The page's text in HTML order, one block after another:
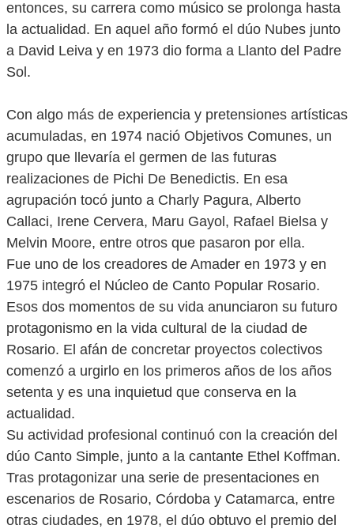
entonces, su carrera como músico se prolonga hasta
la actualidad. En aquel año formó el dúo Nubes junto
a David Leiva y en 1973 dio forma a Llanto del Padre
Sol.
Con algo más de experiencia y pretensiones artísticas
acumuladas, en 1974 nació Objetivos Comunes, un
grupo que llevaría el germen de las futuras
realizaciones de Pichi De Benedictis. En esa
agrupación tocó junto a Charly Pagura, Alberto
Callaci, Irene Cervera, Maru Gayol, Rafael Bielsa y
Melvin Moore, entre otros que pasaron por ella.
Fue uno de los creadores de Amader en 1973 y en
1975 integró el Núcleo de Canto Popular Rosario.
Esos dos momentos de su vida anunciaron su futuro
protagonismo en la vida cultural de la ciudad de
Rosario. El afán de concretar proyectos colectivos
comenzó a urgirlo en los primeros años de los años
setenta y es una inquietud que conserva en la
actualidad.
Su actividad profesional continuó con la creación del
dúo Canto Simple, junto a la cantante Ethel Koffman.
Tras protagonizar una serie de presentaciones en
escenarios de Rosario, Córdoba y Catamarca, entre
otras ciudades, en 1978, el dúo obtuvo el premio del